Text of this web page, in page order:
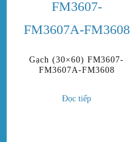
Gạch (30×60) FM3607-
FM3607A-FM3608
Đọc tiếp